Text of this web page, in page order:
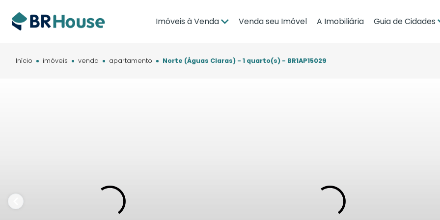
Imóveis à Venda Venda seu Imóvel A Imobiliária Guia de Cidades
Início imóveis venda apartamento Norte (Águas Claras) - 1 quarto(s) - BR1AP15029